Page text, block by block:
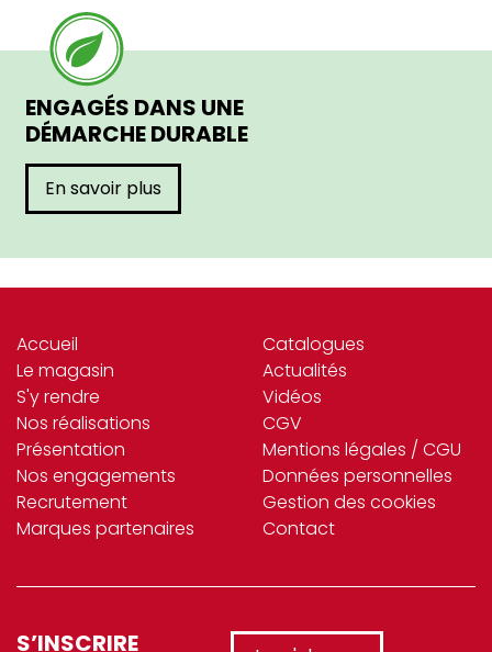
ENGAGÉS DANS UNE
DÉMARCHE DURABLE
En savoir plus
Accueil
Le magasin
S'y rendre
Nos réalisations
Présentation
Nos engagements
Recrutement
Marques partenaires
Catalogues
Actualités
Vidéos
CGV
Mentions légales / CGU
Données personnelles
Gestion des cookies
Contact
S’INSCRIRE